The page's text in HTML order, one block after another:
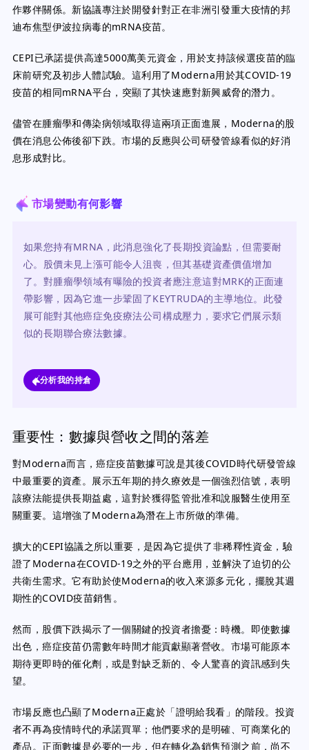
作夥伴關係。新協議專注於開發針對正在非洲引發重大疫情的邦
迪布焦型伊波拉病毒的mRNA疫苗。
CEPI已承諾提供高達5000萬美元資金，用於支持該候選疫苗的臨
床前研究及初步人體試驗。這利用了Moderna用於其COVID-19
疫苗的相同mRNA平台，突顯了其快速應對新興威脅的潛力。
儘管在腫瘤學和傳染病領域取得這兩項正面進展，Moderna的股
價在消息公佈後卻下跌。市場的反應與公司研發管線看似的好消
息形成對比。
市場變動有何影響
如果您持有MRNA，此消息強化了長期投資論點，但需要耐
心。股價未見上漲可能令人沮喪，但其基礎資產價值增加
了。對腫瘤學領域有曝險的投資者應注意這對MRK的正面連
帶影響，因為它進一步鞏固了KEYTRUDA的主導地位。此發
展可能對其他癌症免疫療法公司構成壓力，要求它們展示類
似的長期聯合療法數據。
分析我的持倉
重要性：數據與營收之間的落差
對Moderna而言，癌症疫苗數據可說是其後COVID時代研發管線
中最重要的資產。展示五年期的持久療效是一個強烈信號，表明
該療法能提供長期益處，這對於獲得監管批准和說服醫生使用至
關重要。這增強了Moderna為潛在上市所做的準備。
擴大的CEPI協議之所以重要，是因為它提供了非稀釋性資金，驗
證了Moderna在COVID-19之外的平台應用，並解決了迫切的公
共衛生需求。它有助於使Moderna的收入來源多元化，擺脫其週
期性的COVID疫苗銷售。
然而，股價下跌揭示了一個關鍵的投資者擔憂：時機。即使數據
出色，癌症疫苗仍需數年時間才能貢獻顯著營收。市場可能原本
期待更即時的催化劑，或是對缺乏新的、令人驚喜的資訊感到失
望。
市場反應也凸顯了Moderna正處於「證明給我看」的階段。投資
者不再為疫情時代的承諾買單；他們要求的是明確、可商業化的
產品。正面數據是必要的一步，但在轉化為銷售預測之前，尚不